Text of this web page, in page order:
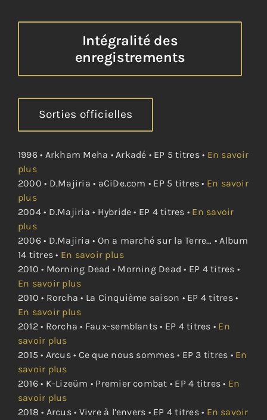
Intégralité des
enregistrements
Sorties officielles
1996 • Arkham Meha • Arkadé • EP 5 titres • En savoir
plus
2000 • D.Majiria • aCiDe.com • EP 5 titres • En savoir
plus
2004 • D.Majiria • Hybride • EP 4 titres • En savoir
plus
2006 • D.Majiria • On a marché sur la Terre… • Album
14 titres • En savoir plus
2010 • Morning Dead • Morning Dead • EP 4 titres •
En savoir plus
2010 • Rorcha • La Cinquième saison • EP 4 titres •
En savoir plus
2012 • Rorcha • Faux-semblants • EP 4 titres • En
savoir plus
2015 • Arcus • Ce que nous sommes • EP 3 titres • En
savoir plus
2016 • K-Lizeüm • Premier combat • EP 4 titres • En
savoir plus
2018 • Arcus • Vivre à l’envers • EP 4 titres • En savoir